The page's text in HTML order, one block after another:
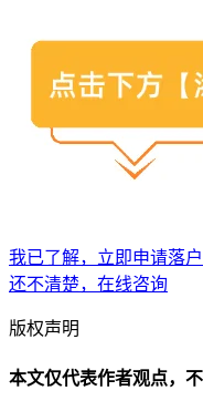
我已了解，立即申请落户
还不清楚，在线咨询
版权声明
本文仅代表作者观点，